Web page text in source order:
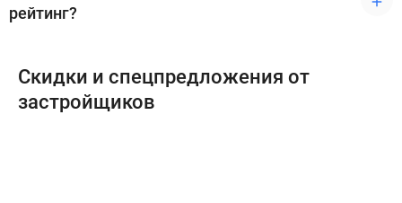
рейтинг?
Скидки и спецпредложения от
застройщиков